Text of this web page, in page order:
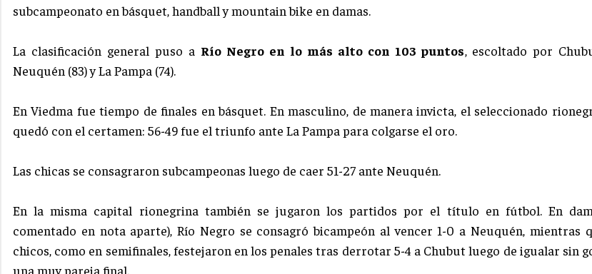
subcampeonato en básquet, handball y mountain bike en damas.
La clasificación general puso a Río Negro en lo más alto con 103 puntos, escoltado por
Neuquén (83) y La Pampa (74).
En Viedma fue tiempo de finales en básquet. En masculino, de manera invicta, el seleccionado
quedó con el certamen: 56-49 fue el triunfo ante La Pampa para colgarse el oro.
Las chicas se consagraron subcampeonas luego de caer 51-27 ante Neuquén.
En la misma capital rionegrina también se jugaron los partidos por el título en fútbol. En
comentado en nota aparte), Río Negro se consagró bicampeón al vencer 1-0 a Neuquén, mientras
chicos, como en semifinales, festejaron en los penales tras derrotar 5-4 a Chubut luego de igualar sin
una muy pareja final.